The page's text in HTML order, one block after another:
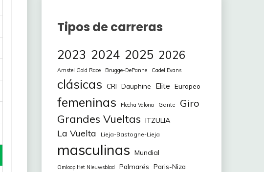
Tipos de carreras
2023 2024 2025 2026
Amstel Gold Race Brugge-DePanne Cadel Evans
clásicas CRI Dauphine Elite Europeo
femeninas Flecha Valona Gante Giro
Grandes Vueltas ITZULIA
La Vuelta Lieja-Bastogne-Lieja
masculinas Mundial
Omloop Het Nieuwsblad Palmarés Paris-Niza